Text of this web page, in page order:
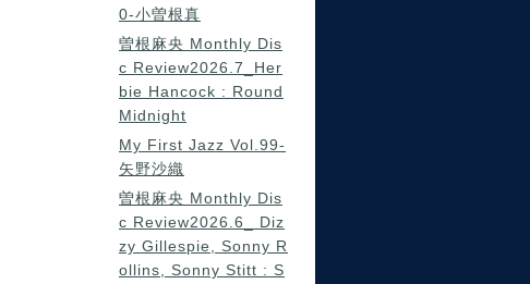
0-小曽根真
曽根麻央 Monthly Dis
c Review2026.7_Her
bie Hancock : Round
Midnight
My First Jazz Vol.99-
矢野沙織
曽根麻央 Monthly Dis
c Review2026.6_ Diz
zy Gillespie, Sonny R
ollins, Sonny Stitt : S